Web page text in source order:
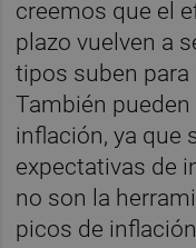
creemos que el
plazo vuelven a
tipos suben
También
inflación, ya que
expectativas de
no son la
picos de